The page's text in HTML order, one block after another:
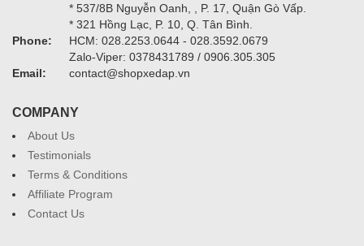
* 537/8B Nguyễn Oanh, , P. 17, Quận Gò Vấp.
* 321 Hồng Lạc, P. 10, Q. Tân Bình.
Phone:
HCM: 028.2253.0644 - 028.3592.0679
Zalo-Viper: 0378431789 / 0906.305.305
Email:
contact@shopxedap.vn
COMPANY
About Us
Testimonials
Terms & Conditions
Affiliate Program
Contact Us